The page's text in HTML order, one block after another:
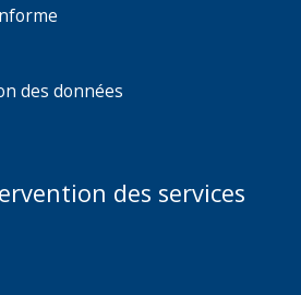
des données
des services